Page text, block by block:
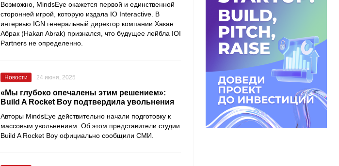
Возможно, MindsEye окажется первой и единственной
сторонней игрой, которую издала IO Interactive. В
интервью IGN генеральный директор компании Хакан
Абрак (Hakan Abrak) признался, что будущее лейбла IOI
Partners не определенно.
Новости 24 июня, 2025
«Мы глубоко опечалены этим решением»:
Build A Rocket Boy подтвердила увольнения
Aвторы MindsEye действительно начали подготовку к
массовым увольнениям. Об этом представители студии
Build A Rocket Boy официально сообщили СМИ.